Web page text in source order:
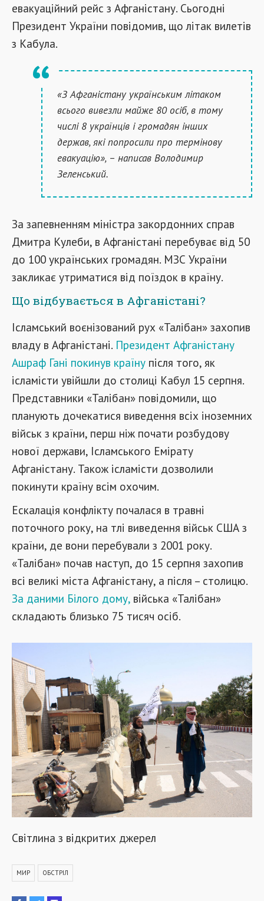
евакуаційний рейс з Афганістану. Сьогодні
Президент України повідомив, що літак вилетів
з Кабула.
«З Афганістану українським літаком
всього вивезли майже 80 осіб, в тому
числі 8 українців і громадян інших
держав, які попросили про термінову
евакуацію», – написав Володимир
Зеленський.
За запевненням міністра закордонних справ
Дмитра Кулеби, в Афганістані перебуває від 50
до 100 українських громадян. МЗС України
закликає утриматися від поїздок в країну.
Що відбувається в Афганістані?
Ісламський воєнізований рух «Талібан» захопив
владу в Афганістані. Президент Афганістану
Ашраф Гані покинув країну після того, як
ісламісти увійшли до столиці Кабул 15 серпня.
Представники «Талібан» повідомили, що
планують дочекатися виведення всіх іноземних
військ з країни, перш ніж почати розбудову
нової держави, Ісламського Емірату
Афганістану. Також ісламісти дозволили
покинути країну всім охочим.
Ескалація конфлікту почалася в травні
поточного року, на тлі виведення військ США з
країни, де вони перебували з 2001 року.
«Талібан» почав наступ, до 15 серпня захопив
всі великі міста Афганістану, а після – столицю.
За даними Білого дому, війська «Талібан»
складають близько 75 тисяч осіб.
Світлина з відкритих джерел
МИР ОБСТРІЛ